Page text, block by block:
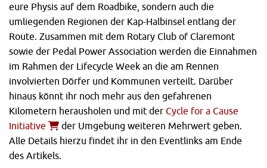
eure Physis auf dem Roadbike, sondern auch die
umliegenden Regionen der Kap-Halbinsel entlang der
Route. Zusammen mit dem Rotary Club of Claremont
sowie der Pedal Power Association werden die Einnahmen
im Rahmen der Lifecycle Week an die am Rennen
involvierten Dörfer und Kommunen verteilt. Darüber
hinaus könnt ihr noch mehr aus den gefahrenen
Kilometern herausholen und mit der Cycle for a Cause
Initiative
der Umgebung weiteren Mehrwert geben.
Alle Details hierzu findet ihr in den Eventlinks am Ende
des Artikels.